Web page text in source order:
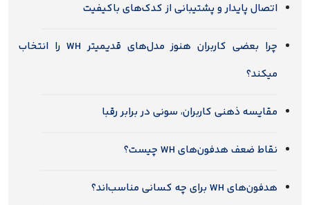
اتصال پایدار و پشتیبانی از کدک‌های باکیفیت
چرا بعضی کاربران هنوز مدل‌های قدیمیتر WH را انتخاب
میکند؟
مقایسه ذهنی کاربران، سونی در برابر رقبا
نقاط ضعف هدفون‌های WH چیست؟
هدفون‌های WH برای چه کسانی مناسب‌اند؟